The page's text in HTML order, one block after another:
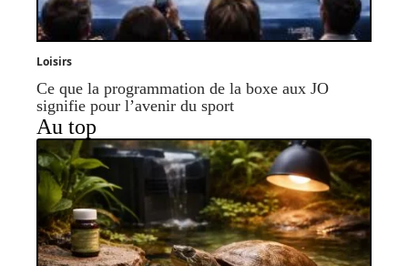
Loisirs
Ce que la programmation de la boxe aux JO
signifie pour l’avenir du sport
Au top